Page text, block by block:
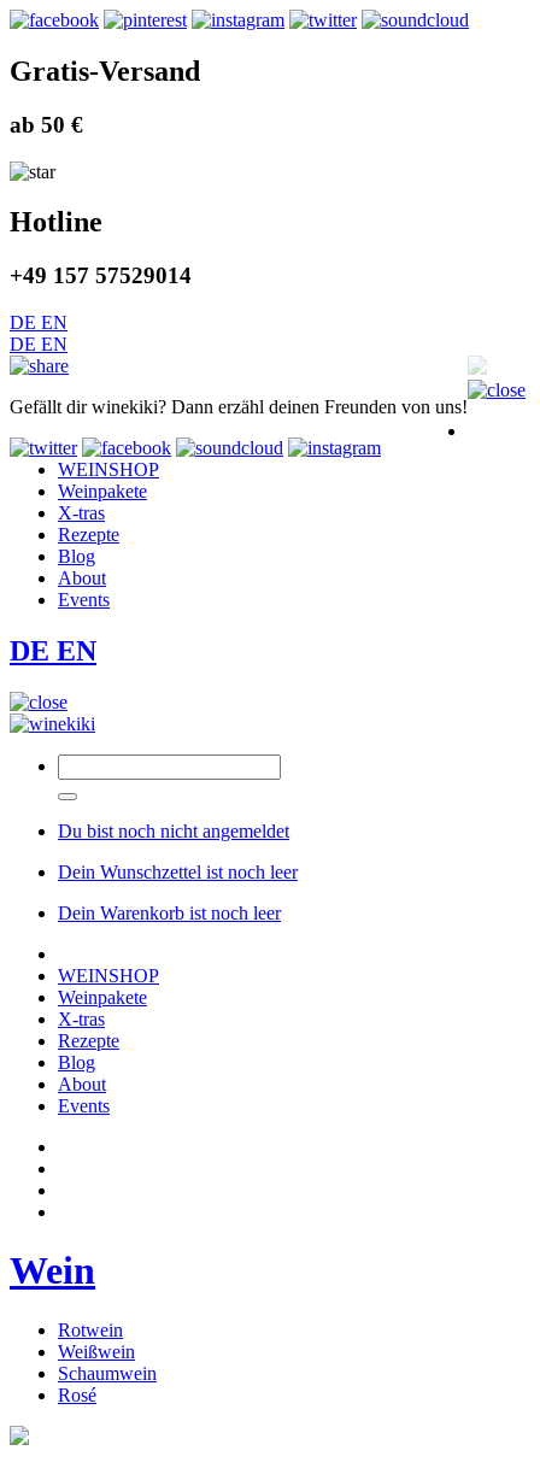
Gratis-Versand
ab 50 €
Hotline
+49 157 57529014
DE EN
DE EN
Gefällt dir winekiki? Dann erzähl deinen Freunden von uns!
WEINSHOP
Weinpakete
X-tras
Rezepte
Blog
About
Events
DE EN
Du bist noch nicht angemeldet
Dein Wunschzettel ist noch leer
Dein Warenkorb ist noch leer
WEINSHOP
Weinpakete
X-tras
Rezepte
Blog
About
Events
Wein
Rotwein
Weißwein
Schaumwein
Rosé